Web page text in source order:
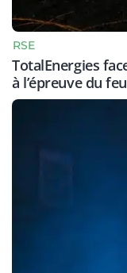
RSE
TotalEnergies
à l’épreuve du feu